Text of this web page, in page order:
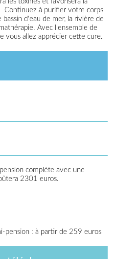
Continuez à purifier votre corps
d'eau de mer, la rivière de
Avec l'ensemble de
vous allez apprécier cette cure.
complète avec une
2301 euros.
pension : à partir de 259 euros